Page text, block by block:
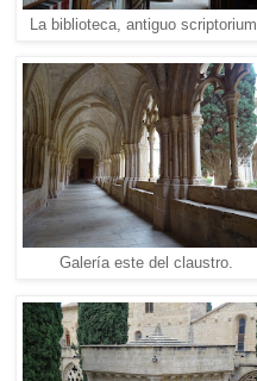
La biblioteca, antiguo scriptorium.
Galería este del claustro.